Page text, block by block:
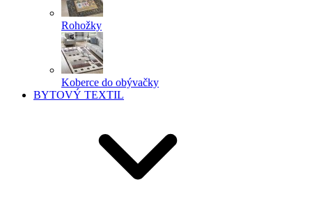
Rohožky
Koberce do obývačky
BYTOVÝ TEXTIL